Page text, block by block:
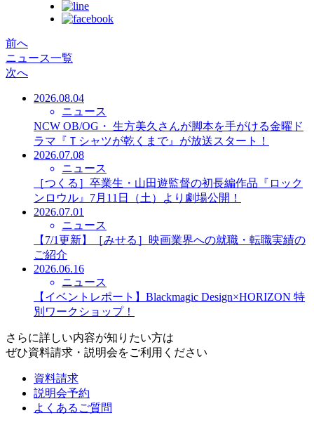
前へ
ニュース一覧
次へ
2026.08.04
ニュース
NCW OB/OG・ 生方美久さんが脚本を手がける金曜ド
ラマ『Ｔシャツが乾くまで』が放送スタート！
2026.07.08
ニュース
［つくる］卒業生・山田遊監督の初長編作品『ロック
ンロウル』7月11日（土）より劇場公開！
2026.07.01
ニュース
【7/1更新】［みせる］映画業界への就職・転職実績の
ご紹介
2026.06.16
ニュース
【イベントレポート】Blackmagic Design×HORIZON 特
別ワークショップ！
さらに詳しい内容が知りたい方は
ぜひ資料請求・説明会をご利用ください
資料請求
説明会予約
よくあるご質問